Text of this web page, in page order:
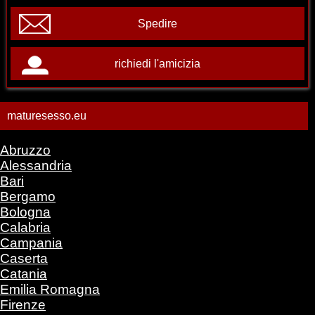
Spedire
richiedi l'amicizia
maturesesso.eu
Abruzzo
Alessandria
Bari
Bergamo
Bologna
Calabria
Campania
Caserta
Catania
Emilia Romagna
Firenze